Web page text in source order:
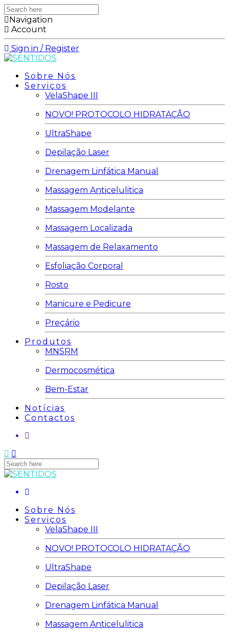
Search
here
Navigation
Account
Sign in / Register
Sobre Nós
Serviços
VelaShape III
NOVO! PROTOCOLO HIDRATAÇÃO
UltraShape
Depilação Laser
Drenagem Linfática Manual
Massagem Anticelulitica
Massagem Modelante
Massagem Localizada
Massagem de Relaxamento
Esfoliação Corporal
Rosto
Manicure e Pedicure
Preçário
Produtos
MNSRM
Dermocosmética
Bem-Estar
Notícias
Contactos
Search
here
Sobre Nós
Serviços
VelaShape III
NOVO! PROTOCOLO HIDRATAÇÃO
UltraShape
Depilação Laser
Drenagem Linfática Manual
Massagem Anticelulitica